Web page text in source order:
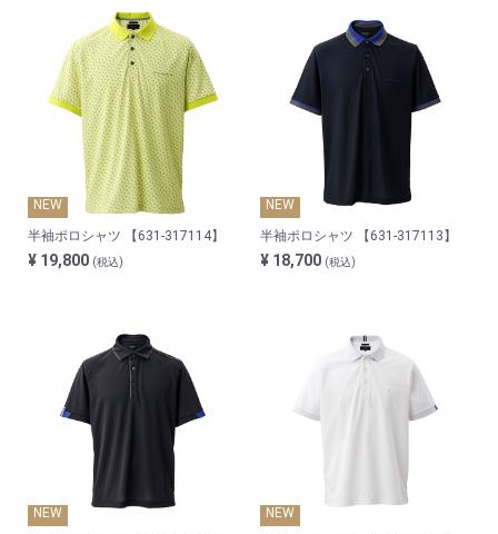
NEW
半袖ポロシャツ 【631-317114】
¥ 19,800 (税込)
NEW
半袖ポロシャツ 【631-317113】
¥ 18,700 (税込)
NEW
NEW